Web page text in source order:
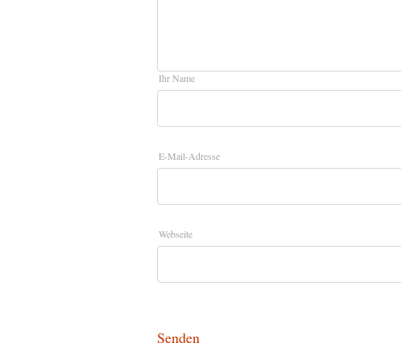
Ihr Name
E-Mail-Adresse
Webseite